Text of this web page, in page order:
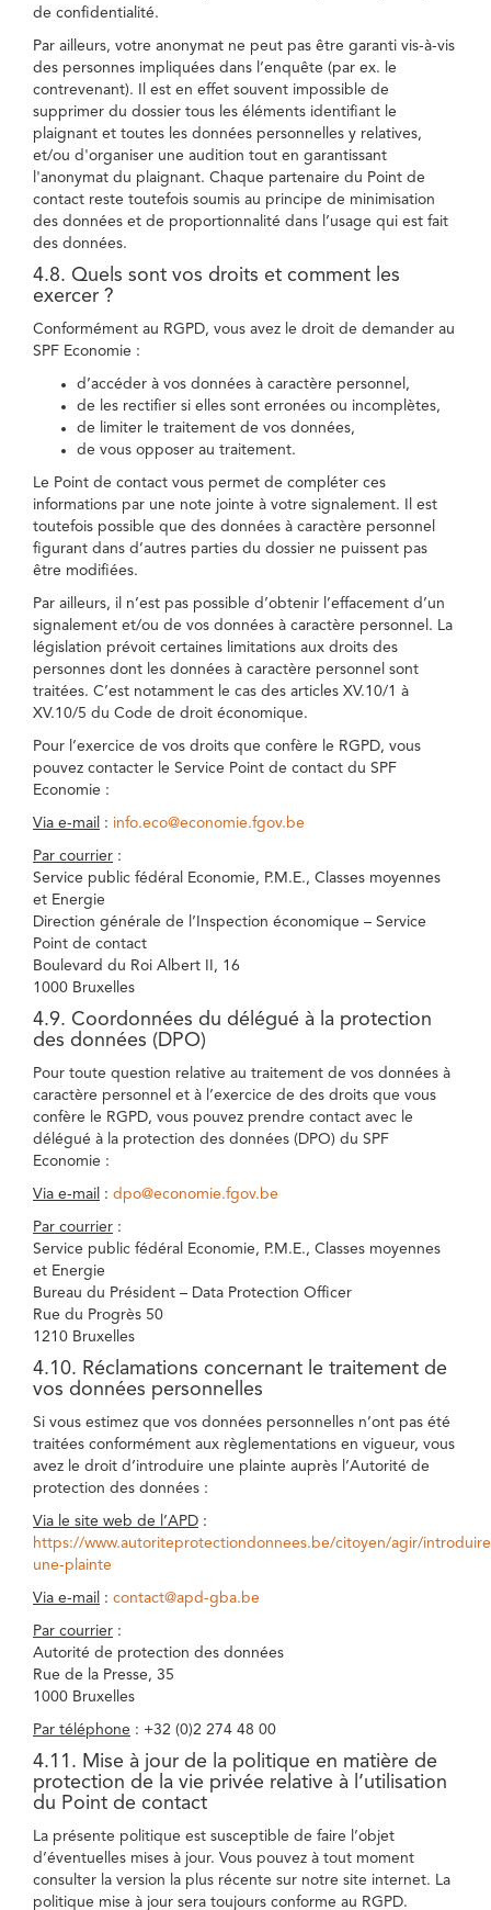
de confidentialité.
Par ailleurs, votre anonymat ne peut pas être garanti vis-à-vis
des personnes impliquées dans l’enquête (par ex. le
contrevenant). Il est en effet souvent impossible de
supprimer du dossier tous les éléments identifiant le
plaignant et toutes les données personnelles y relatives,
et/ou d'organiser une audition tout en garantissant
l'anonymat du plaignant. Chaque partenaire du Point de
contact reste toutefois soumis au principe de minimisation
des données et de proportionnalité dans l’usage qui est fait
des données.
4.8. Quels sont vos droits et comment les
exercer ?
Conformément au RGPD, vous avez le droit de demander au
SPF Economie :
d’accéder à vos données à caractère personnel,
de les rectifier si elles sont erronées ou incomplètes,
de limiter le traitement de vos données,
de vous opposer au traitement.
Le Point de contact vous permet de compléter ces
informations par une note jointe à votre signalement. Il est
toutefois possible que des données à caractère personnel
figurant dans d’autres parties du dossier ne puissent pas
être modifiées.
Par ailleurs, il n’est pas possible d’obtenir l’effacement d’un
signalement et/ou de vos données à caractère personnel. La
législation prévoit certaines limitations aux droits des
personnes dont les données à caractère personnel sont
traitées. C’est notamment le cas des articles XV.10/1 à
XV.10/5 du Code de droit économique.
Pour l’exercice de vos droits que confère le RGPD, vous
pouvez contacter le Service Point de contact du SPF
Economie :
Via e-mail : info.eco@economie.fgov.be
Par courrier :
Service public fédéral Economie, P.M.E., Classes moyennes
et Energie
Direction générale de l’Inspection économique – Service
Point de contact
Boulevard du Roi Albert II, 16
1000 Bruxelles
4.9. Coordonnées du délégué à la protection
des données (DPO)
Pour toute question relative au traitement de vos données à
caractère personnel et à l’exercice de des droits que vous
confère le RGPD, vous pouvez prendre contact avec le
délégué à la protection des données (DPO) du SPF
Economie :
Via e-mail : dpo@economie.fgov.be
Par courrier :
Service public fédéral Economie, P.M.E., Classes moyennes
et Energie
Bureau du Président – Data Protection Officer
Rue du Progrès 50
1210 Bruxelles
4.10. Réclamations concernant le traitement de
vos données personnelles
Si vous estimez que vos données personnelles n’ont pas été
traitées conformément aux règlementations en vigueur, vous
avez le droit d’introduire une plainte auprès l’Autorité de
protection des données :
Via le site web de l’APD :
https://www.autoriteprotectiondonnees.be/citoyen/agir/
une-plainte
Via e-mail : contact@apd-gba.be
Par courrier :
Autorité de protection des données
Rue de la Presse, 35
1000 Bruxelles
Par téléphone : +32 (0)2 274 48 00
4.11. Mise à jour de la politique en matière de
protection de la vie privée relative à l’utilisation
du Point de contact
La présente politique est susceptible de faire l’objet
d’éventuelles mises à jour. Vous pouvez à tout moment
consulter la version la plus récente sur notre site internet. La
politique mise à jour sera toujours conforme au RGPD.